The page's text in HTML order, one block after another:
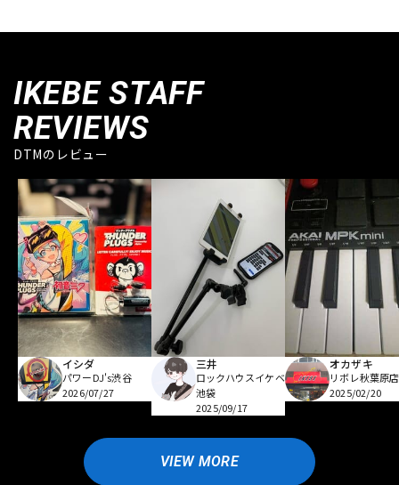
IKEBE STAFF
REVIEWS
DTMのレビュー
イシダ
パワーDJ's渋谷
2026/07/27
三井
ロックハウスイケベ
池袋
2025/09/17
オカザキ
リボレ秋葉原店
2025/02/20
VIEW MORE